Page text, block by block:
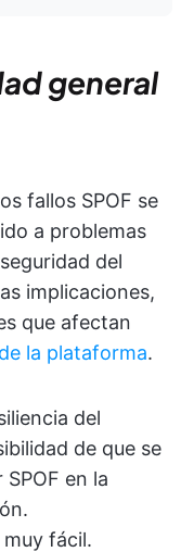
general
fallos SPOF se
a problemas
del
implicaciones,
que afectan
la plataforma.
del
de que se
en la
fácil.